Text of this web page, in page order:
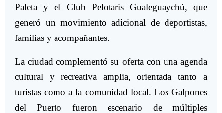
Paleta y el Club Pelotaris Gualeguaychú, que
generó un movimiento adicional de deportistas,
familias y acompañantes.
La ciudad complementó su oferta con una agenda
cultural y recreativa amplia, orientada tanto a
turistas como a la comunidad local. Los Galpones
del Puerto fueron escenario de múltiples